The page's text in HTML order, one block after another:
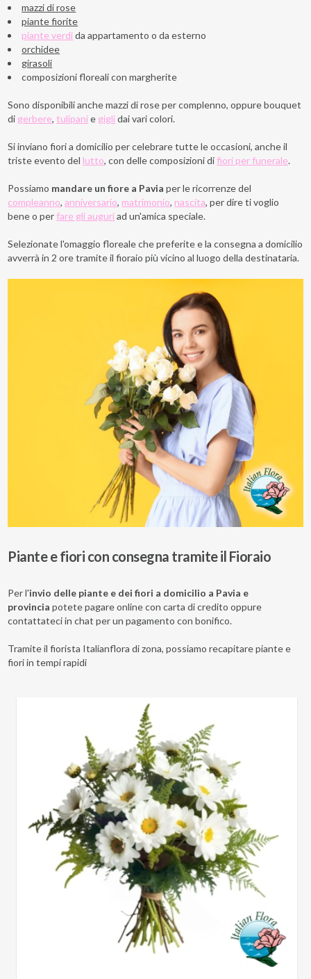
mazzi di rose
piante fiorite
piante verdida appartamento o da esterno
orchidee
girasoli
composizioni floreali con margherite
Sono disponibili anche mazzi di rose per complenno, oppure bouquet
di gerbere, tulipanie giglidai vari colori.
Si inviano fiori a domicilio per celebrare tutte le occasioni, anche il
triste evento del lutto, con delle composizioni di fiori per funerale.
Possiamo mandare un fiore a Paviaper le ricorrenze del
compleanno,anniversario, matrimonio, nascita, per dire ti voglio
bene o per fare gli auguriad un'amica speciale.
Selezionate l'omaggio floreale che preferite e la consegna a domicilio
avverrà in 2 ore tramite il fioraio più vicino al luogo della destinataria.
Piante e fiori con consegna tramite il Fioraio
Per l'invio delle piante e dei fiori a domicilio a Pavia e
provinciapotete pagare online con carta di credito oppure
contattateci in chat per un pagamento con bonifico.
Tramite il fiorista Italianflora di zona, possiamo recapitare piante e
fiori in tempi rapidi